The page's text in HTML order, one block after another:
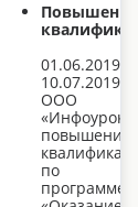
Повышение
01.06.2019-
10.07.2019
ООО
повышения
по
программе: